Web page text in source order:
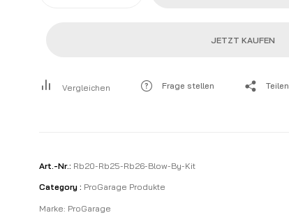
JETZT KAUFEN
Vergleichen Frage stellen Teilen
Art.-Nr.: Rb20-Rb25-Rb26-Blow-By-Kit
Category : ProGarage Produkte
Marke: ProGarage